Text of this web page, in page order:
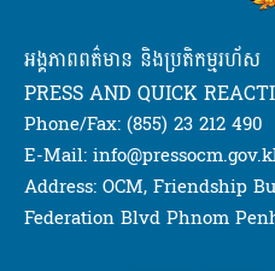
អង្គភាពពត៌មាន និងប្រតិកម្មរហ័ស
PRESS AND QUICK
Phone/Fax: (855) 23 212 490
E-Mail:
Address: OCM, Friendship
Federation Blvd Phnom